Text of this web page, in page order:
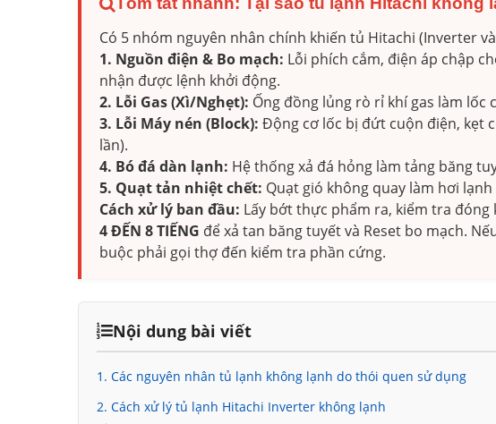
Có 5 nhóm nguyên nhân chính khiến tủ Hitachi (Inverter
1. Nguồn điện & Bo mạch: Lỗi phích cắm, điện áp chập
nhận được lệnh khởi động.
2. Lỗi Gas (Xì/Nghẹt): Ống đồng lủng rò rỉ khí gas làm
3. Lỗi Máy nén (Block): Động cơ lốc bị đứt cuộn điện, kẹt
lần).
4. Bó đá dàn lạnh: Hệ thống xả đá hỏng làm tảng băng
5. Quạt tản nhiệt chết: Quạt gió không quay làm hơi
Cách xử lý ban đầu: Lấy bớt thực phẩm ra, kiểm tra đóng
4 ĐẾN 8 TIẾNG để xả tan băng tuyết và Reset bo mạch.
buộc phải gọi thợ đến kiểm tra phần cứng.
Nội dung bài viết
1. Các nguyên nhân tủ lạnh không lạnh do thói quen sử dụng
2. Cách xử lý tủ lạnh Hitachi Inverter không lạnh